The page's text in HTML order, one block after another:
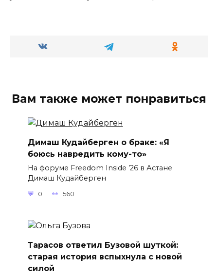
Вам также может понравиться
Димаш Кудайберген о браке: «Я
боюсь навредить кому-то»
На форуме Freedom Inside ’26 в Астане
Димаш Кудайберген
0 560
Тарасов ответил Бузовой шуткой:
старая история вспыхнула с новой
силой